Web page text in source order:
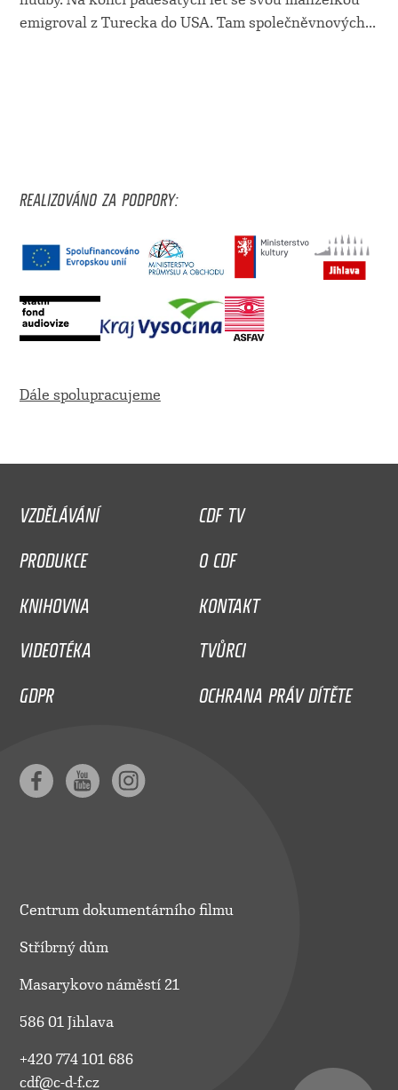
emigroval z Turecka do USA. Tam společněvnových...
REALIZOVÁNO ZA PODPORY:
Dále spolupracujeme
VZDĚLÁVÁNÍ
CDF TV
PRODUKCE
O CDF
KNIHOVNA
KONTAKT
VIDEOTÉKA
TVŮRCI
GDPR
OCHRANA PRÁV DÍTĚTE
Centrum dokumentárního filmu
Stříbrný dům
Masarykovo náměstí 21
586 01 Jihlava
+420 774 101 686
cdf@c-d-f.cz